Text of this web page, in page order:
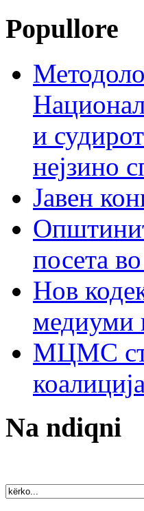
Popullore
и
нејзино
Јавен
посета
Нов
медиуми
МЦМС
Na ndiqni